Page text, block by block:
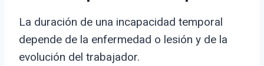
La duración de una incapacidad temporal
depende de la enfermedad o lesión y de la
evolución del trabajador.